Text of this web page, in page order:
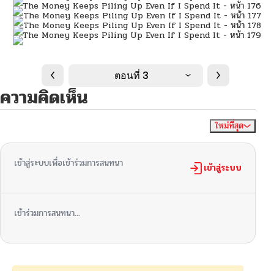
ตอนที่ 3
ความคิดเห็น
ใหม่ที่สุด
เข้าสู่ระบบเพื่อเข้าร่วมการสนทนา เข้าสู่ระบบ
เข้าร่วมการสนทนา...